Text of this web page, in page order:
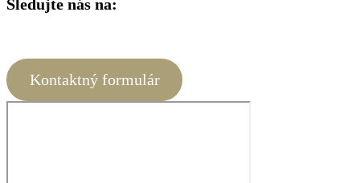
Sledujte nás na:
Kontaktný formulár